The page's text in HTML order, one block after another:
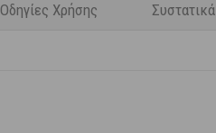
Οδηγίες Χρήσης Συστατικά